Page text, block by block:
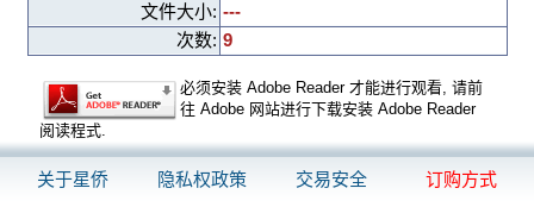
文件大小: ---
次数: 9
必须安装 Adobe Reader 才能进行观看, 请前
往 Adobe 网站进行下载安装 Adobe Reader
阅读程式.
关于星侨 隐私权政策 交易安全
订购方式